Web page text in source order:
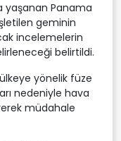
yaşanan Panama
geminin
incelemelerin
belirtildi.
yönelik füze
nedeniyle hava
müdahale